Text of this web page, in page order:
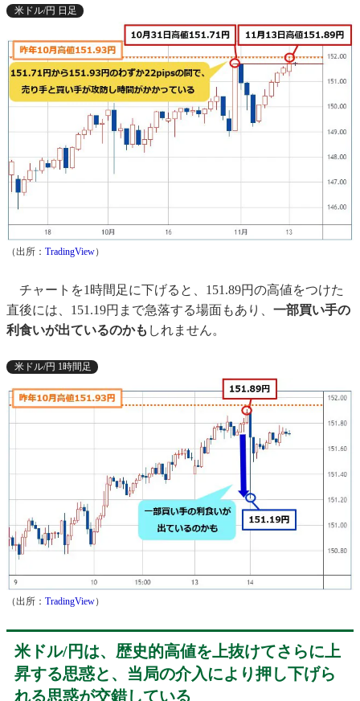
米ドル/円 日足
（出所： TradingView）​
チャートを1時間足に下げると、151.89円の高値をつけた
直後には、151.19円まで急落する場面もあり、 一部買い手の
利食いが出ているのかも しれません。
米ドル/円 1時間足
（出所： TradingView）
米ドル/円は、歴史的高値を上抜けてさらに上
昇する思惑と、当局の介入により押し下げら
れる思惑が交錯している